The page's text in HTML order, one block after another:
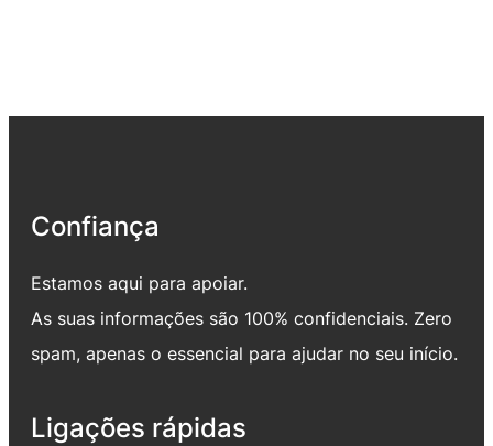
Confiança
Estamos aqui para apoiar.
As suas informações são 100% confidenciais. Zero
spam, apenas o essencial para ajudar no seu início.
Ligações rápidas